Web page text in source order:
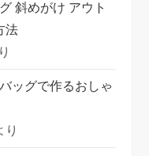
斜めがけ アウト
法
ッグで作るおしゃ
り